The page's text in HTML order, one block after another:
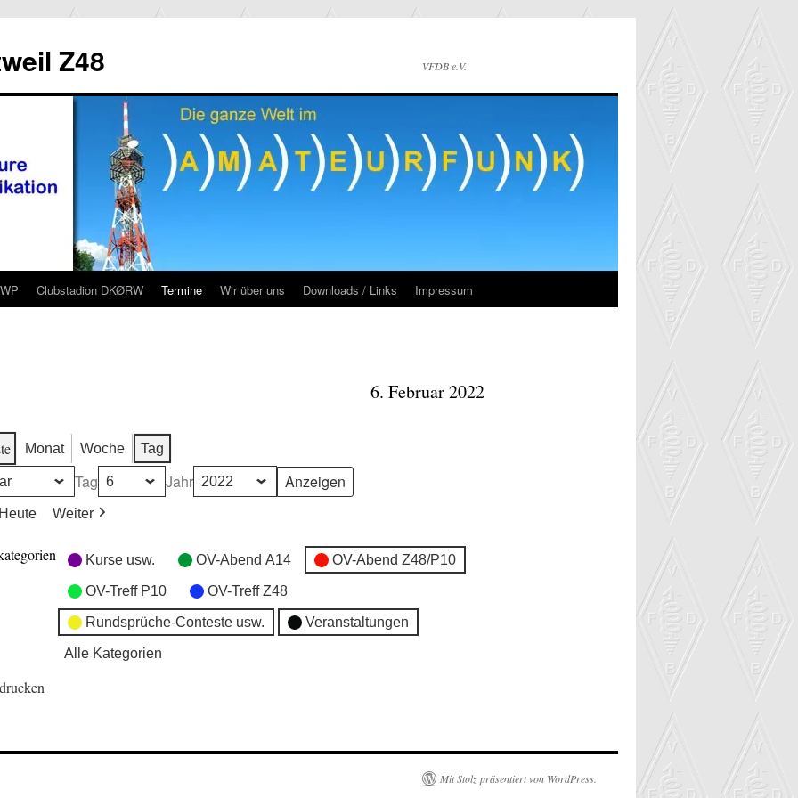
Z48 VFDB e.V.
Clubstadion DKØRW Termine Wir über uns Downloads / Links Impressum
6. Februar 2022
Monat Woche Tag
Tag Jahr
Heute Weiter
Kurse usw. OV-Abend A14 OV-Abend Z48/P10
OV-Treff P10 OV-Treff Z48
Rundsprüche-Conteste usw. Veranstaltungen
Alle Kategorien
Mit Stolz präsentiert von WordPress.